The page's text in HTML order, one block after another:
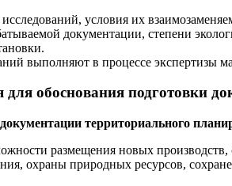
условия их
документации, степени
выполняют в процессе экспертизы
обоснования подготовки
территориального
размещения новых
охраны природных ресурсов,